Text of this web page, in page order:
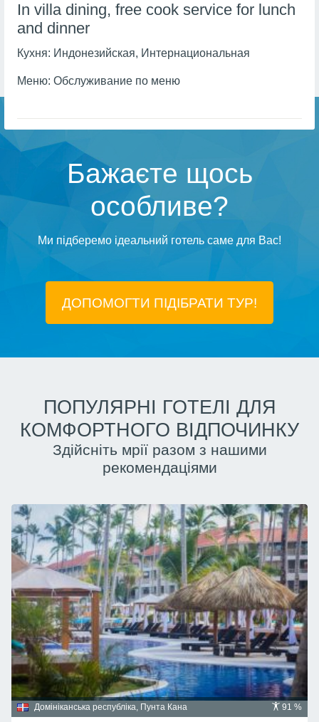
In villa dining, free cook service for lunch
and dinner
Кухня: Индонезийская, Интернациональная
Меню: Обслуживание по меню
Бажаєте щось
особливе?
Ми підберемо ідеальний готель саме для Вас!
ДОПОМОГТИ ПІДIБРАТИ ТУР!
ПОПУЛЯРНІ ГОТЕЛІ ДЛЯ
КОМФОРТНОГО ВІДПОЧИНКУ
Здійсніть мрії разом з нашими
рекомендаціями
91 %
Домініканська республіка, Пунта Кана